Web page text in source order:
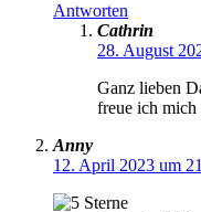
Antworten
Cathrin
28. August
Ganz lieben
freue ich mich
Anny
12. April 2023 um